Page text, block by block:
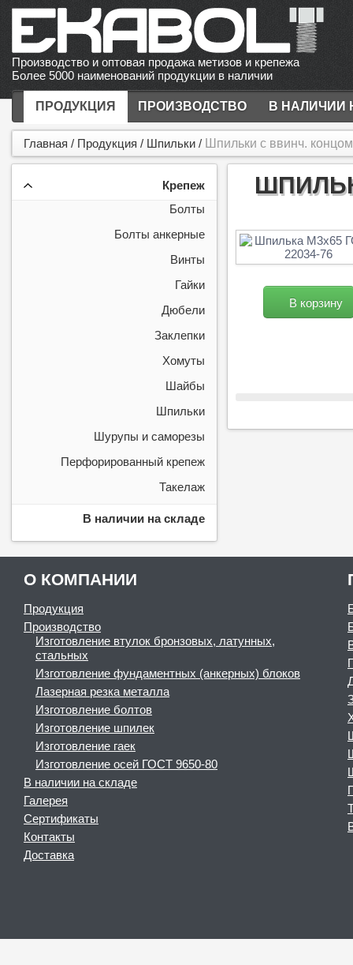
Производство и оптовая продажа метизов и крепежа
Более 5000 наименований продукции в наличии
ПРОДУКЦИЯ ПРОИЗВОДСТВО В НАЛИЧИИ
Главная / Продукция / Шпильки / Шпильки с ввинч.
Крепеж
Болты
Болты анкерные
Винты
Гайки
Дюбели
Заклепки
Хомуты
Шайбы
Шпильки
Шурупы и саморезы
Перфорированный крепеж
Такелаж
В наличии на складе
В корзину
О КОМПАНИИ
Продукция
Производство
Изготовление втулок бронзовых, латунных,
стальных
Изготовление фундаментных (анкерных) блоков
Лазерная резка металла
Изготовление болтов
Изготовление шпилек
Изготовление гаек
Изготовление осей ГОСТ 9650-80
В наличии на складе
Галерея
Сертификаты
Контакты
Доставка